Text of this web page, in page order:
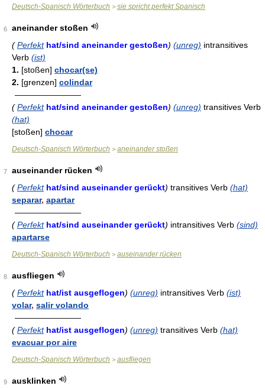
Deutsch-Spanisch Wörterbuch > sie spricht perfekt Spanisch
6
aneinander stoßen
( Perfekt hat/sind aneinander gestoßen) (unreg) intransitives
Verb (ist)
1. [stoßen] chocar(se)
2. [grenzen] colindar
————————
( Perfekt hat/sind aneinander gestoßen) (unreg) transitives Verb
(hat)
[stoßen] chocar
Deutsch-Spanisch Wörterbuch > aneinander stoßen
7
auseinander rücken
( Perfekt hat/sind auseinander gerückt) transitives Verb (hat)
separar, apartar
————————
( Perfekt hat/sind auseinander gerückt) intransitives Verb (sind)
apartarse
Deutsch-Spanisch Wörterbuch > auseinander rücken
8
ausfliegen
( Perfekt hat/ist ausgeflogen) (unreg) intransitives Verb (ist)
volar, salir volando
————————
( Perfekt hat/ist ausgeflogen) (unreg) transitives Verb (hat)
evacuar por aire
Deutsch-Spanisch Wörterbuch > ausfliegen
9
ausklinken